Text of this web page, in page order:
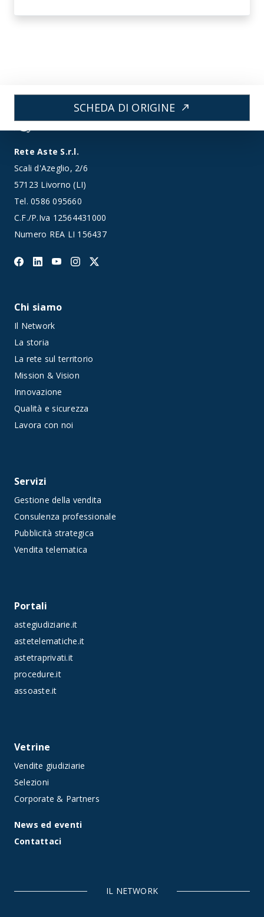
SCHEDA DI ORIGINE north_east
Rete Aste S.r.l.
Scali d'Azeglio, 2/6
57123 Livorno (LI)
Tel.0586 095660
C.F./P.Iva 12564431000
Numero REA LI 156437
Chi siamo
Il Network
La storia
La rete sul territorio
Mission & Vision
Innovazione
Qualità e sicurezza
Lavora con noi
Servizi
Gestione della vendita
Consulenza professionale
Pubblicità strategica
Vendita telematica
Portali
astegiudiziarie.it
astetelematiche.it
astetraprivati.it
procedure.it
assoaste.it
Vetrine
Vendite giudiziarie
Selezioni
Corporate & Partners
News ed eventi
Contattaci
IL NETWORK